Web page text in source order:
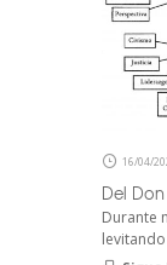
16/04/
Del
Durante